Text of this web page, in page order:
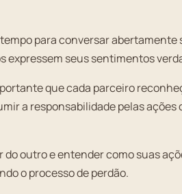
para conversar
expressem seus sentimentos
que cada parceiro
a responsabilidade pelas
do outro e entender como suas
o processo de perdão.